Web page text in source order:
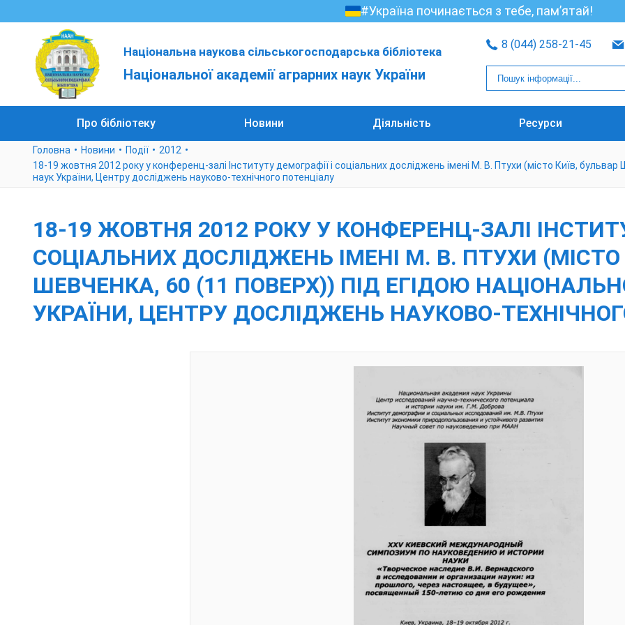
#Україна починається з тебе, пам’ятай!
Національна наукова сільськогосподарська бібліотека
Національної академії аграрних наук України
8 (044) 258-21-45
Про бібліотеку Новини Діяльність Ресурси
Головна Новини Події
2012
18-19 жовтня 2012 року у конференц-залі Інституту демографії і соціальних досліджень імені М. В. Птухи (місто Київ,
наук України, Центру досліджень науково-технічного потенціалу
18-19 ЖОВТНЯ 2012 РОКУ У КОНФЕРЕНЦ-ЗАЛІ
СОЦІАЛЬНИХ ДОСЛІДЖЕНЬ ІМЕНІ М. В. ПТУХИ (МІСТО
ШЕВЧЕНКА, 60 (11 ПОВЕРХ)) ПІД ЕГІДОЮ
УКРАЇНИ, ЦЕНТРУ ДОСЛІДЖЕНЬ НАУКОВО-